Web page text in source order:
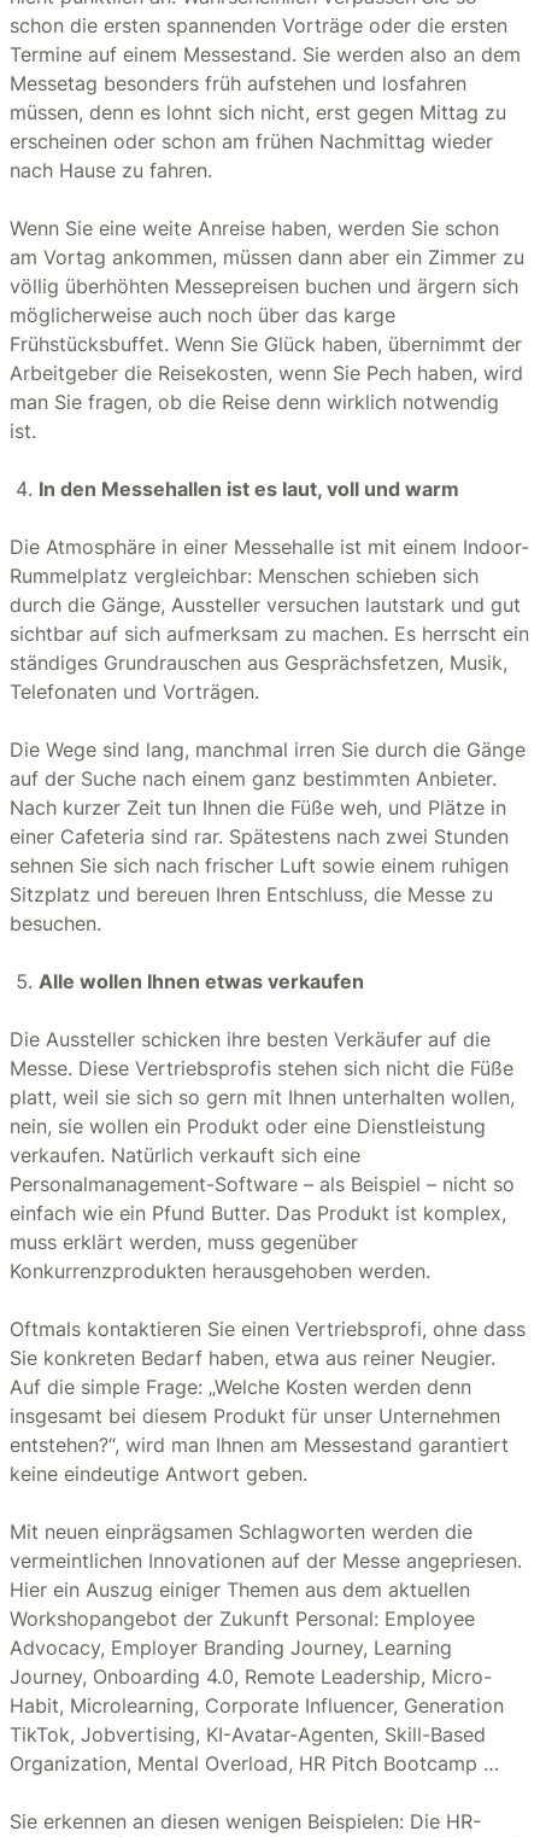
schon die ersten spannenden Vorträge oder die ersten
Termine auf einem Messestand. Sie werden also an dem
Messetag besonders früh aufstehen und losfahren
müssen, denn es lohnt sich nicht, erst gegen Mittag zu
erscheinen oder schon am frühen Nachmittag wieder
nach Hause zu fahren.
Wenn Sie eine weite Anreise haben, werden Sie schon
am Vortag ankommen, müssen dann aber ein Zimmer zu
völlig überhöhten Messepreisen buchen und ärgern sich
möglicherweise auch noch über das karge
Frühstücksbuffet. Wenn Sie Glück haben, übernimmt der
Arbeitgeber die Reisekosten, wenn Sie Pech haben, wird
man Sie fragen, ob die Reise denn wirklich notwendig
ist.
In den Messehallen ist es laut, voll und warm
Die Atmosphäre in einer Messehalle ist mit einem Indoor-
Rummelplatz vergleichbar: Menschen schieben sich
durch die Gänge, Aussteller versuchen lautstark und gut
sichtbar auf sich aufmerksam zu machen. Es herrscht ein
ständiges Grundrauschen aus Gesprächsfetzen, Musik,
Telefonaten und Vorträgen.
Die Wege sind lang, manchmal irren Sie durch die Gänge
auf der Suche nach einem ganz bestimmten Anbieter.
Nach kurzer Zeit tun Ihnen die Füße weh, und Plätze in
einer Cafeteria sind rar. Spätestens nach zwei Stunden
sehnen Sie sich nach frischer Luft sowie einem ruhigen
Sitzplatz und bereuen Ihren Entschluss, die Messe zu
besuchen.
Alle wollen Ihnen etwas verkaufen
Die Aussteller schicken ihre besten Verkäufer auf die
Messe. Diese Vertriebsprofis stehen sich nicht die Füße
platt, weil sie sich so gern mit Ihnen unterhalten wollen,
nein, sie wollen ein Produkt oder eine Dienstleistung
verkaufen. Natürlich verkauft sich eine
Personalmanagement-Software – als Beispiel – nicht so
einfach wie ein Pfund Butter. Das Produkt ist komplex,
muss erklärt werden, muss gegenüber
Konkurrenzprodukten herausgehoben werden.
Oftmals kontaktieren Sie einen Vertriebsprofi, ohne dass
Sie konkreten Bedarf haben, etwa aus reiner Neugier.
Auf die simple Frage: „Welche Kosten werden denn
insgesamt bei diesem Produkt für unser Unternehmen
entstehen?“, wird man Ihnen am Messestand garantiert
keine eindeutige Antwort geben.
Mit neuen einprägsamen Schlagworten werden die
vermeintlichen Innovationen auf der Messe angepriesen.
Hier ein Auszug einiger Themen aus dem aktuellen
Workshopangebot der Zukunft Personal: Employee
Advocacy, Employer Branding Journey, Learning
Journey, Onboarding 4.0, Remote Leadership, Micro-
Habit, Microlearning, Corporate Influencer, Generation
TikTok, Jobvertising, KI-Avatar-Agenten, Skill-Based
Organization, Mental Overload, HR Pitch Bootcamp …
Sie erkennen an diesen wenigen Beispielen: Die HR-